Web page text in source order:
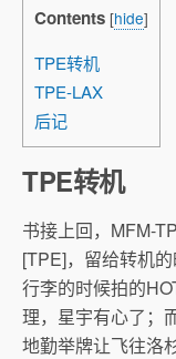
Contents [hide]
TPE转机
TPE-LAX
后记
TPE转机
书接上回，MFM-
[TPE]，留给转机
行李的时候拍的
理，星宇有心了；
地勤举牌让飞往洛